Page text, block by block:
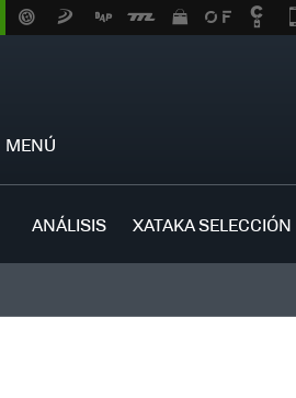
MENÚ
ANÁLISIS XATAKA SELECCIÓN